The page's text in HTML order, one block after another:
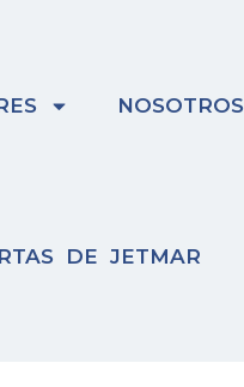
NOSOTROS
DE JETMAR